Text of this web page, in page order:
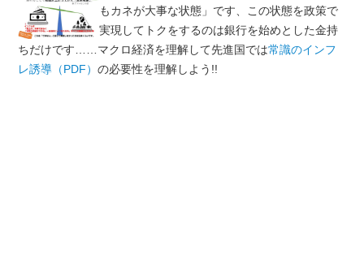
もカネが大事な状態」です、この状態を政策で
実現してトクをするのは銀行を始めとした金持
ちだけです……マクロ経済を理解して先進国では常識のインフ
レ誘導（PDF） の必要性を理解しよう!!